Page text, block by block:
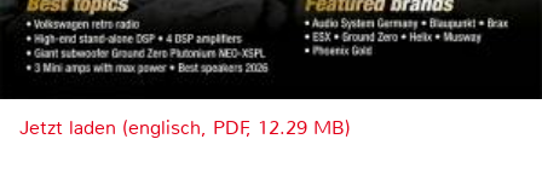
Jetzt laden (englisch, PDF, 12.29 MB)